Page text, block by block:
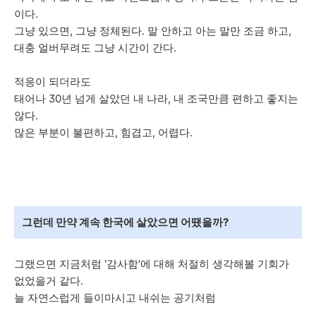
이다.
그냥 있으면, 그냥 정체된다. 말 안하고 아는 말만 조금 하고,
대충 얼버무려도 그냥 시간이 간다.
적응이 되더라도
태어나 30년 넘게 살았던 내 나라, 내 조국만큼 편하고 좋지는
않다.
많은 부분이 불편하고, 힘겹고, 어렵다.
그런데 만약 계속 한국에 살았으면 어땠을까?
그랬으면 지금처럼 '감사함'에 대해 처절히 생각해볼 기회가
없었을거 같다.
늘 자연스럽게 들이마시고 내쉬는 공기처럼